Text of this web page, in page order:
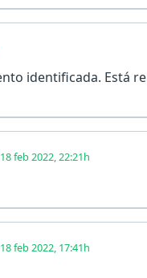
identificada. Está
feb 2022, 22:21h
feb 2022, 17:41h